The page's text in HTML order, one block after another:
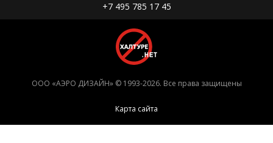
+7 495 785 17 45
ООО «АЭРО ДИЗАЙН» © 1993-2026. Все права защищены
Карта сайта